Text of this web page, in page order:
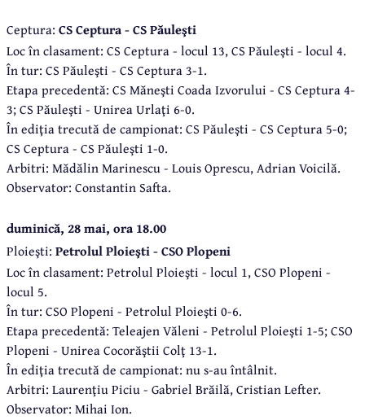
Ceptura: CS Ceptura - CS Păuleşti
Loc în clasament: CS Ceptura - locul 13, CS Păuleşti - locul 4.
În tur: CS Păuleşti - CS Ceptura 3-1.
Etapa precedentă: CS Măneşti Coada Izvorului - CS Ceptura 4-
3; CS Păuleşti - Unirea Urlaţi 6-0.
În ediţia trecută de campionat: CS Păuleşti - CS Ceptura 5-0;
CS Ceptura - CS Păuleşti 1-0.
Arbitri: Mădălin Marinescu - Louis Oprescu, Adrian Voicilă.
Observator: Constantin Safta.
duminică, 28 mai, ora 18.00
Ploieşti: Petrolul Ploieşti - CSO Plopeni
Loc în clasament: Petrolul Ploieşti - locul 1, CSO Plopeni -
locul 5.
În tur: CSO Plopeni - Petrolul Ploieşti 0-6.
Etapa precedentă: Teleajen Văleni - Petrolul Ploieşti 1-5; CSO
Plopeni - Unirea Cocorăştii Colţ 13-1.
În ediţia trecută de campionat: nu s-au întâlnit.
Arbitri: Laurenţiu Piciu - Gabriel Brăilă, Cristian Lefter.
Observator: Mihai Ion.